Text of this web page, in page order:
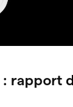
: rapport